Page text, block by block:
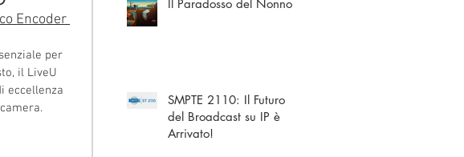
Encoder
per
il LiveU
eccellenza
Il Paradosso del Nonno
SMPTE 2110: Il Futuro
del Broadcast su IP è
Arrivato!